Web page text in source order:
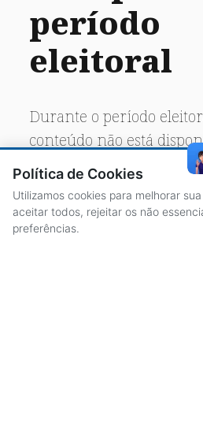
período
eleitoral
Durante o período
conteúdo não está
acesso público.
Política de Cookies
Utilizamos cookies para melhorar
aceitar todos, rejeitar os não
preferências.